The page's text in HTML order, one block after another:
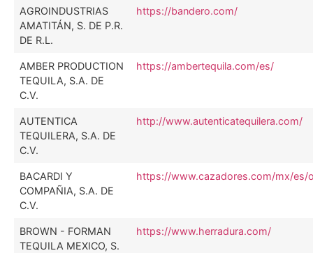
AGROINDUSTRIAS
AMATITÁN, S. DE P.R.
DE R.L.
https://bandero.com/
AMBER PRODUCTION
TEQUILA, S.A. DE
C.V.
https://ambertequila.com/es/
AUTENTICA
TEQUILERA, S.A. DE
C.V.
http://www.autenticatequilera.com/
BACARDI Y
COMPAÑIA, S.A. DE
C.V.
https://www.cazadores.com/mx/es/
BROWN - FORMAN
TEQUILA MEXICO, S.
https://www.herradura.com/